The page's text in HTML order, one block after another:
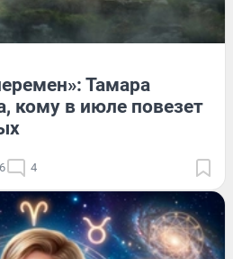
Тамара
кому в июле повезет
4